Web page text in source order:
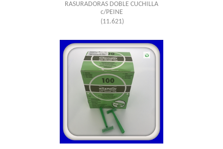
RASURADORAS DOBLE CUCHILLA
c/PEINE
(11.621)